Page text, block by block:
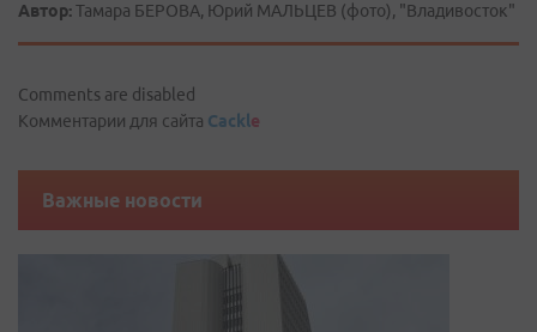
Автор:Тамара БЕРОВА, Юрий МАЛЬЦЕВ (фото), "Владивосток"
Comments are disabled
Комментарии для сайта Cackle
Важные новости